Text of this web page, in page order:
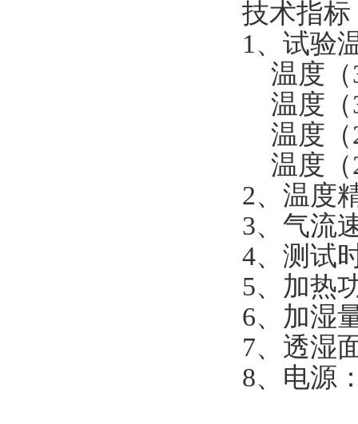
技术指标
1、试验
温度（
温度（
温度（
温度（
2、温度
3、气流
4、测试
5、加热
6、加湿
7、透湿
8、电源